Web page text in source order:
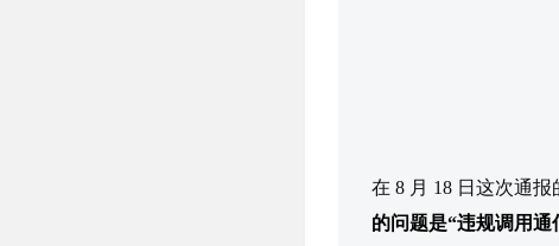
在 8 月 18 日这次通
的问题是“违规调用